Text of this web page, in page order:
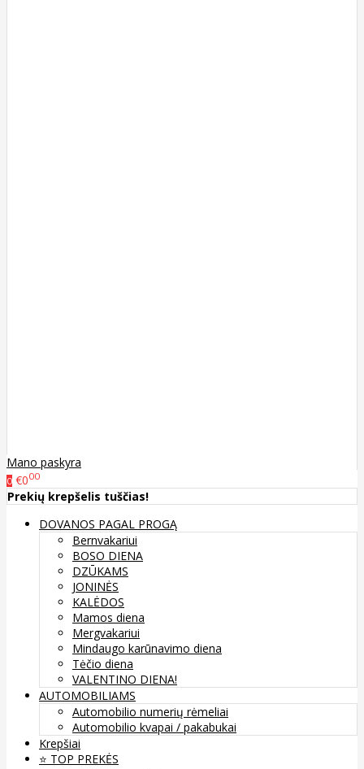
Mano paskyra
0 €000
Prekių krepšelis tuščias!
DOVANOS PAGAL PROGĄ
Bernvakariui
BOSO DIENA
DZŪKAMS
JONINĖS
KALĖDOS
Mamos diena
Mergvakariui
Mindaugo karūnavimo diena
Tėčio diena
VALENTINO DIENA!
AUTOMOBILIAMS
Automobilio numerių rėmeliai
Automobilio kvapai / pakabukai
Krepšiai
⭐️ TOP PREKĖS